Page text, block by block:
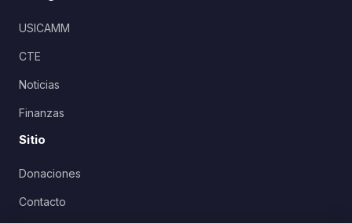
USICAMM
CTE
Noticias
Finanzas
Sitio
Donaciones
Contacto